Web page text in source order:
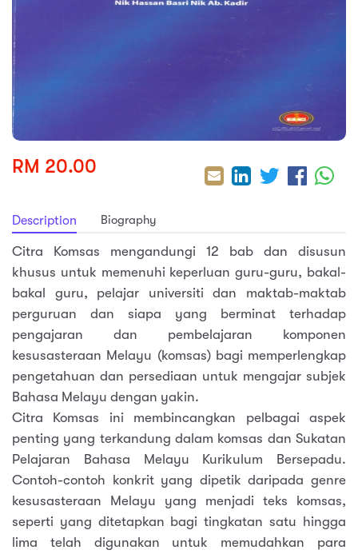
4
& Spirituality
RM 20.00
Description Biography
Citra Komsas mengandungi 12 bab dan disusun
khusus untuk memenuhi keperluan guru-guru, bakal-
bakal guru, pelajar universiti dan maktab-maktab
perguruan dan siapa yang berminat terhadap
pengajaran dan pembelajaran komponen
kesusasteraan Melayu (komsas) bagi memperlengkap
pengetahuan dan persediaan untuk mengajar subjek
Bahasa Melayu dengan yakin.
Citra Komsas ini membincangkan pelbagai aspek
penting yang terkandung dalam komsas dan Sukatan
Pelajaran Bahasa Melayu Kurikulum Bersepadu.
Contoh-contoh konkrit yang dipetik daripada genre
kesusasteraan Melayu yang menjadi teks komsas,
seperti yang ditetapkan bagi tingkatan satu hingga
lima telah digunakan untuk memudahkan para